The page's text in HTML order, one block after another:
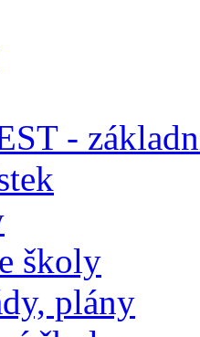
-
školy
plány